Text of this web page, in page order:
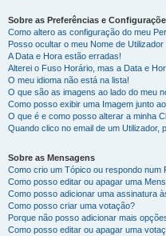
Sobre as Preferências e
Como altero as configuração do meu
Posso ocultar o meu Nome de
A Data e Hora estão erradas!
Alterei o Fuso Horário, mas a Data e
O meu idioma não está na lista!
O que são as imagens ao lado do meu
Como posso exibir uma Imagem junto
O que é e como posso alterar a minha
Quando clico no email de um Utilizador,
Sobre as Mensagens
Como crio um Tópico ou respondo num
Como posso editar ou apagar uma
Como posso adicionar uma assinatura
Como posso criar uma votação?
Porque não posso adicionar mais
Como posso editar ou apagar uma